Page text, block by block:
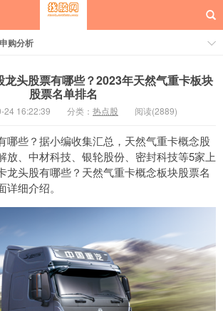
每日概念股
购分析
龙头股票有哪些？2023年天然气重卡板块
股票名单排名
24 16:22:39 分类： 热点股 阅读(2889)
哪些？据小编收集汇总，天然气重卡概念股
放、中材科技、银轮股份、密封科技等5家上
龙头股有哪些？天然气重卡概念板块股票名
细介绍。